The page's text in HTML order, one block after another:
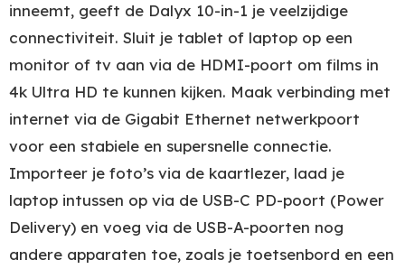
inneemt, geeft de Dalyx 10-in-1 je veelzijdige
connectiviteit. Sluit je tablet of laptop op een
monitor of tv aan via de HDMI-poort om films in
4k Ultra HD te kunnen kijken. Maak verbinding met
internet via de Gigabit Ethernet netwerkpoort
voor een stabiele en supersnelle connectie.
Importeer je foto’s via de kaartlezer, laad je
laptop intussen op via de USB-C PD-poort (Power
Delivery) en voeg via de USB-A-poorten nog
andere apparaten toe, zoals je toetsenbord en een